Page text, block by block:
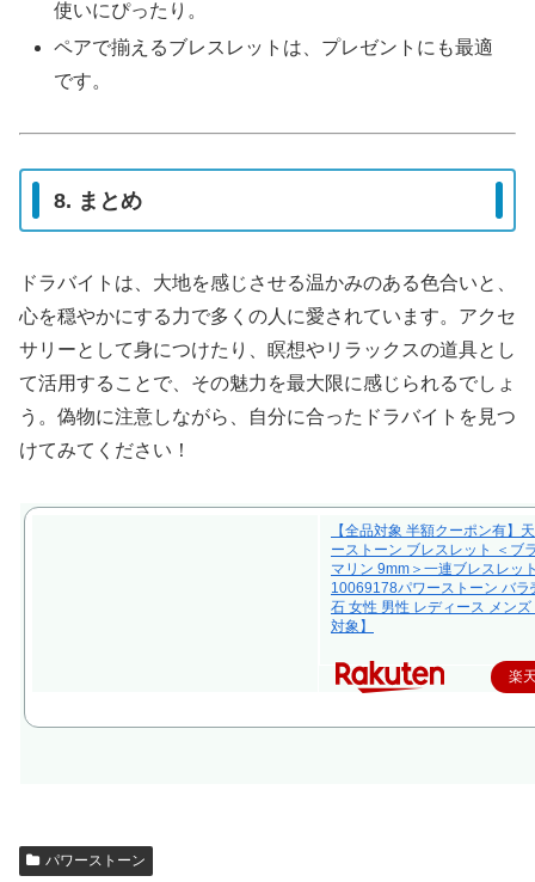
使いにぴったり。
ペアで揃えるブレスレットは、プレゼントにも最適
です。
8. まとめ
ドラバイトは、大地を感じさせる温かみのある色合いと、
心を穏やかにする力で多くの人に愛されています。アクセ
サリーとして身につけたり、瞑想やリラックスの道具とし
て活用することで、その魅力を最大限に感じられるでしょ
う。偽物に注意しながら、自分に合ったドラバイトを見つ
けてみてください！
【全品対象 半額クーポン有】
ーストーン ブレスレット ＜ブ
マリン 9mm＞一連ブレスレッ
10069178パワーストーン バラ
石 女性 男性 レディース メン
対象】
楽
パワーストーン